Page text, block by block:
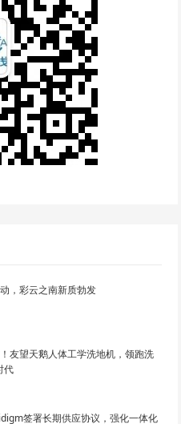
，彩云之南新质勃发
友望天鹅人体工学洗地机，领跑洗
代
签署长期供应协议，强化一体化